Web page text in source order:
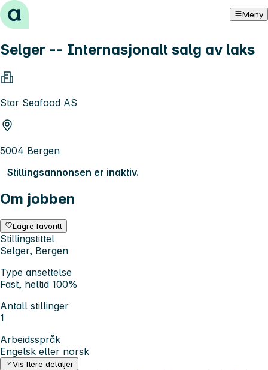
Hopp til innhold Meny
Selger -- Internasjonalt salg av laks
Star Seafood AS
5004 Bergen
Stillingsannonsen er inaktiv.
Om jobben
Lagre favoritt
Stillingstittel
Selger, Bergen
Type ansettelse
Fast, heltid 100%
Antall stillinger
1
Arbeidsspråk
Engelsk eller norsk
Vis flere detaljer